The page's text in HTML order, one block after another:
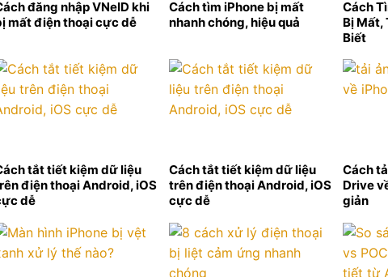
đăng nhập VNeID khi
mất điện thoại cực dễ
Cách tìm iPhone bị mất
nhanh chóng, hiệu quả
Cách
Bị Mất,
Biết
tắt tiết kiệm dữ liệu
điện thoại Android, iOS
dễ
Cách tắt tiết kiệm dữ liệu
trên điện thoại Android, iOS
cực dễ
Cách
Drive
giản